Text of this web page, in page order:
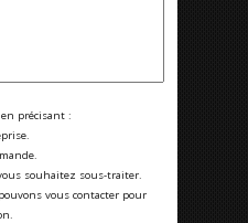
précisant :
souhaitez sous-traiter.
vous contacter pour